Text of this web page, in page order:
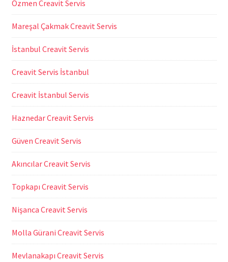
Özmen Creavit Servis
Mareşal Çakmak Creavit Servis
İstanbul Creavit Servis
Creavit Servis İstanbul
Creavit İstanbul Servis
Haznedar Creavit Servis
Güven Creavit Servis
Akıncılar Creavit Servis
Topkapı Creavit Servis
Nişanca Creavit Servis
Molla Gürani Creavit Servis
Mevlanakapı Creavit Servis